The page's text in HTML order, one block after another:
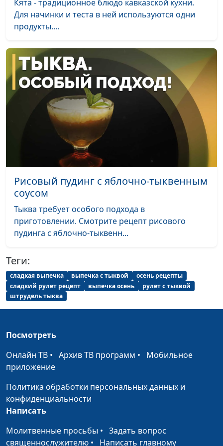
Бананово-кремовый десерт
Татьяна
Салат «Табуле» и хумус
Нарине
Егиазарян
#32
Лобио и армянский суп «Танов
апур»
Нарине
Егиазарян
Печенье «Мадлен» и
марципаны
Екатерина
Плешакова
#30
Пирог «Сладкая долька» #29
Парфе
«Сабджи» и салат с киви
Анна
Бочкарева
Ленивые вареники и соус райта
Кабачковый торт и томатный
коктейль
Елена
Нефедкина
салат
Макароны с чечевицей и салат
с творогом
Ангелина
Суп «Масур Дал » и хрустящие
голубцы
Дубровина
«Букет роз» и имбирный
лимонад
Кята - традиционное блюдо кавказской кухни.
Для начинки и теста в ней используются одни
продукты....
Рисовый пудинг с яблочно-тыквенным
соусом
Тыква требует особого подхода в
приготовлении. Смотрите рецепт рисового
пудинга с яблочно-тыквенн...
Теги:
сладкая выпечка выпечка с тыквой
осень рецепты
сладкий рулет рецепт
выпечка осень
рулет с тыквой
штрудель тыква
Посмотреть
Онлайн ТВ • Архив ТВ программ • Мобильное
приложение
Политика обработки персональных данных и
конфиденциальности
Написать
Молитвенные просьбы • Задать вопрос
священнослужителю • Написать главному